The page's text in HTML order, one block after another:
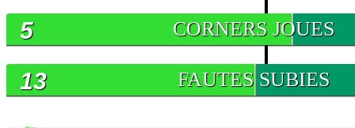
CORNERS JOUES
5
FAUTES SUBIES
13